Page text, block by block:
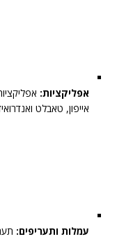
אפליקציות:
אייפון, טאבלט
עמלות ותעריפים: